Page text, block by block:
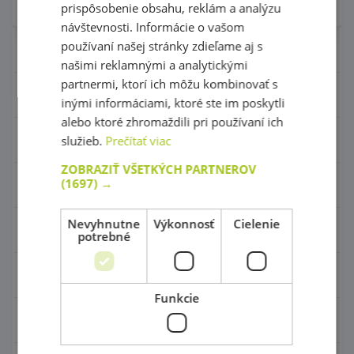
Nábytok pre škôlky
Didaktické hry
Hračky - Tematika
Hudobné nástroje
Výtvarné pomôcky - Kreativita
Pohybové a športové potreby
prispôsobenie obsahu, reklám a analýzu
návštevnosti. Informácie o vašom
používaní našej stránky zdieľame aj s
našimi reklamnými a analytickými
partnermi, ktorí ich môžu kombinovať s
inými informáciami, ktoré ste im poskytli
alebo ktoré zhromaždili pri používaní ich
služieb. Prečítať viac
ZOBRAZIŤ VŠETKÝCH PARTNEROV
(1697) →
Nevyhnutne
potrebné
Výkonnosť Cielenie
Funkcie